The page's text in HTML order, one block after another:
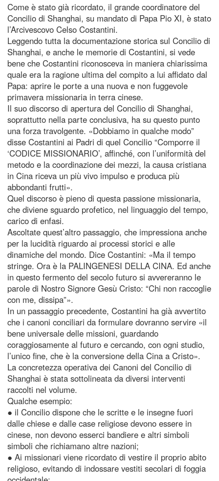
Come è stato già ricordato, il grande coordinatore del
Concilio di Shanghai, su mandato di Papa Pio XI, è stato
l’Arcivescovo Celso Costantini.
Leggendo tutta la documentazione storica sul Concilio di
Shanghai, e anche le memorie di Costantini, si vede
bene che Costantini riconosceva in maniera chiarissima
quale era la ragione ultima del compito a lui affidato dal
Papa: aprire le porte a una nuova e non fuggevole
primavera missionaria in terra cinese.
Il suo discorso di apertura del Concilio di Shanghai,
soprattutto nella parte conclusiva, ha su questo punto
una forza travolgente. «Dobbiamo in qualche modo”
disse Costantini ai Padri di quel Concilio “Comporre il
‘CODICE MISSIONARIO’, affinché, con l’uniformità del
metodo e la coordinazione dei mezzi, la causa cristiana
in Cina riceva un più vivo impulso e produca più
abbondanti frutti».
Quel discorso è pieno di questa passione missionaria,
che diviene sguardo profetico, nel linguaggio del tempo,
carico di enfasi.
Ascoltate quest’altro passaggio, che impressiona anche
per la lucidità riguardo ai processi storici e alle
dinamiche del mondo. Dice Costantini: «Ma il tempo
stringe. Ora è la PALINGENESI DELLA CINA. Ed anche
in questo fermento del secolo futuro si avvereranno le
parole di Nostro Signore Gesù Cristo: “Chi non raccoglie
con me, dissipa”».
In un passaggio precedente, Costantini ha già avvertito
che i canoni conciliari da formulare dovranno servire «il
bene universale delle missioni, guardando
coraggiosamente al futuro e cercando, con ogni studio,
l’unico fine, che è la conversione della Cina a Cristo».
La concretezza operativa dei Canoni del Concilio di
Shanghai è stata sottolineata da diversi interventi
raccolti nel volume.
Qualche esempio:
● il Concilio dispone che le scritte e le insegne fuori
dalle chiese e dalle case religiose devono essere in
cinese, non devono esserci bandiere e altri simboli
simboli che richiamano altre nazioni;
● Ai missionari viene ricordato di vestire il proprio abito
religioso, evitando di indossare vestiti secolari di foggia